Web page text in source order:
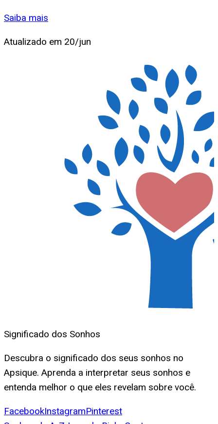
Saiba mais
Atualizado em 20/jun
Significado dos Sonhos
Descubra o significado dos seus sonhos no
Apsique. Aprenda a interpretar seus sonhos e
entenda melhor o que eles revelam sobre você.
FacebookInstagramPinterest